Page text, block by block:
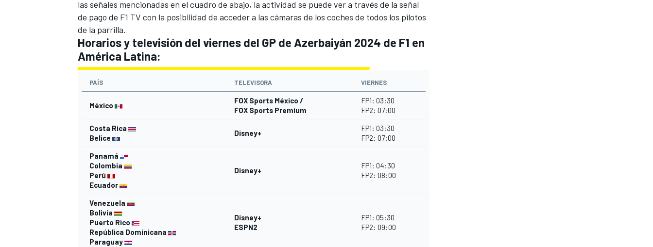
las señales mencionadas en el cuadro de abajo, la actividad se puede ver a través de la señal
de pago de F1 TV con la posibilidad de acceder a las cámaras de los coches de todos los pilotos
de la parrilla.
Horarios y televisión del viernes del GP de Azerbaiyán 2024 de F1 en
América Latina:
PAÍS TELEVISORA VIERNES
México
FOX Sports México /
FOX Sports Premium
FP1: 03:30
FP2: 07:00
Costa Rica
Belice
Disney+
FP1: 03:30
FP2: 07:00
Panamá
Colombia
Perú
Ecuador
Disney+
FP1: 04:30
FP2: 08:00
Venezuela
Bolivia
Puerto Rico
República Dominicana
Paraguay
Disney+
ESPN2
FP1: 05:30
FP2: 09:00